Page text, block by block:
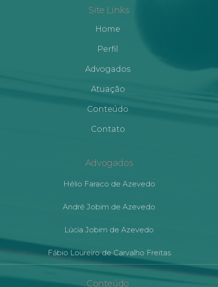
Site Links
Home
Perfil
Advogados
Atuação
Conteúdo
Contato
Advogados
Hélio Faraco de Azevedo
André Jobim de Azevedo
Lúcia Jobim de Azevedo
Fábio Loureiro de Carvalho Freitas
Conteúdo